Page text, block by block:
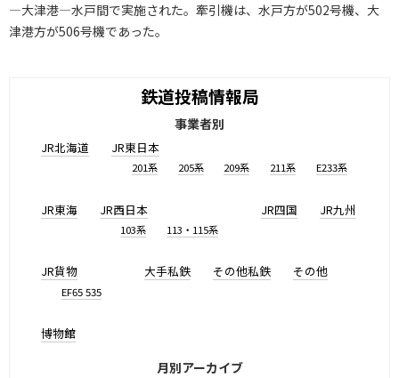
―大津港―水戸間で実施された。牽引機は、水戸方が502号機、大
津港方が506号機であった。
鉄道投稿情報局
事業者別
JR北海道 JR東日本
201系 205系 209系 211系 E233系
JR東海 JR西日本
103系 113・115系
JR四国 JR九州
JR貨物
EF65 535
大手私鉄 その他私鉄 その他
博物館
月別アーカイブ